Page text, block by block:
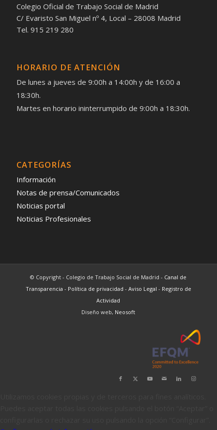
Colegio Oficial de Trabajo Social de Madrid
C/ Evaristo San Miguel nº 4, Local – 28008 Madrid
Tel. 915 219 280
HORARIO DE ATENCIÓN
De lunes a jueves de 9:00h a 14:00h y de 16:00 a
18:30h.
Martes en horario ininterrumpido de 9:00h a 18:30h.
CATEGORÍAS
Información
Notas de prensa/Comunicados
Noticias portal
Noticias Profesionales
© Copyright - Colegio de Trabajo Social de Madrid - Canal de
Transparencia - Política de privacidad - Aviso Legal - Registro de
Actividad
Diseño web, Neosoft